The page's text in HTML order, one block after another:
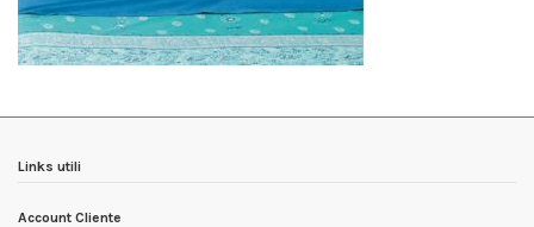
Links utili
Account Cliente